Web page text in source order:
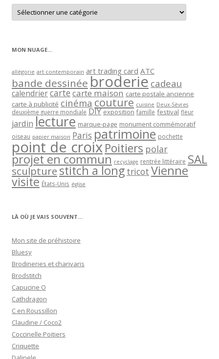
Retrouver
les
articles
MON NUAGE…
allégorie art contemporain art trading card ATC
bande dessinée broderie cadeau
calendriercartecarte maison carte postale ancienne
carte à publicité cinéma couture cuisine Deux-Sèvres
deuxième guerre mondiale DIY exposition famille festival fleur
jardin lecture marque-page monument commémoratif
oiseau papier maison Paris patrimoine pochette
point de croixPoitiers polar
projet en commun recyclage rentrée littéraire SAL
sculpturestitch a long tricot Vienne
visite États-Unis église
LÀ OÙ JE VAIS SOUVENT…
Mon site de préhistoire
Bluesy
Brodineries et charivaris
Brodstitch
Capucine O
Cathdragon
C en Roussillon
Claudine / Coco2
Coccinelle Poitiers
Criquette